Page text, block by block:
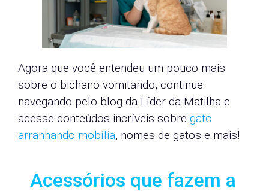
Agora que você entendeu um pouco mais
sobre o bichano vomitando, continue
navegando pelo blog da Líder da Matilha e
acesse conteúdos incríveis sobre gato
arranhando mobília, nomes de gatos e mais!
Acessórios que fazem a